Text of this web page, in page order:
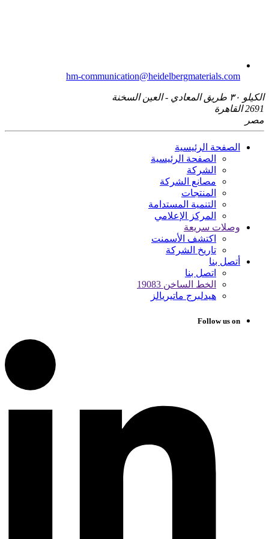
hm-communication​@heidelbergmaterials.com
الكيلو ٣٠ طريق المعادي - العين السخنة
2691 القاهرة
مصر
الصفحة الرئيسية
الصفحة الرئيسية
الشركة
مصانع الشركة
المنتجات
التنمية المستدامة
المركز الإعلامي
وصلات سريعة
اكتشف الأسمنت
تاريخ الشركة
أتصل بنا
اتصل بنا
الخط الساخن 19083
هيدلبرج ماتيريالز
Follow us on